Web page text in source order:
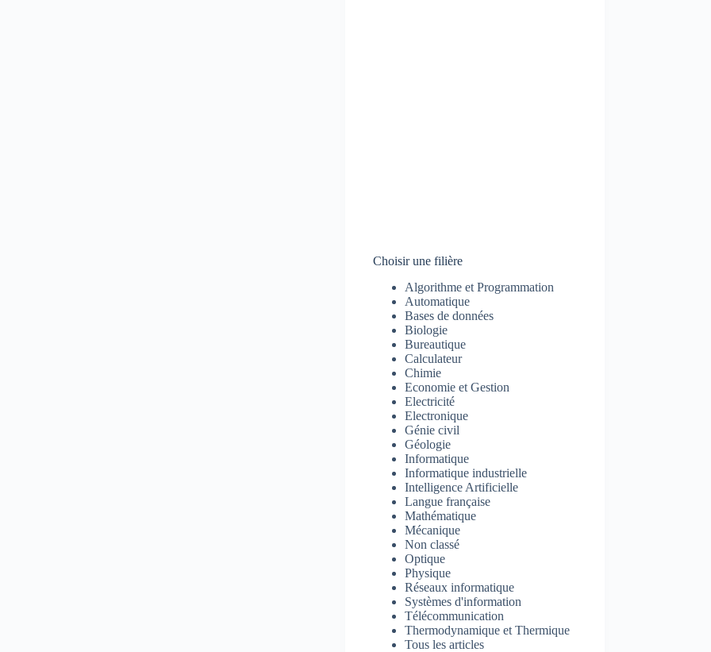
Choisir une filière
Algorithme et Programmation
Automatique
Bases de données
Biologie
Bureautique
Calculateur
Chimie
Economie et Gestion
Electricité
Electronique
Génie civil
Géologie
Informatique
Informatique industrielle
Intelligence Artificielle
Langue française
Mathématique
Mécanique
Non classé
Optique
Physique
Réseaux informatique
Systèmes d'information
Télécommunication
Thermodynamique et Thermique
Tous les articles